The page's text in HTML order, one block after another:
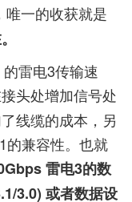
唯一的收获就是
雷电3传输速
接头处增加信号处
线缆的成本，另
的兼容性。也就
雷电3的数
3.0) 或者数据设